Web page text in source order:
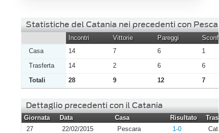
Statistiche del Catania nei precedenti con
Incontri Vittorie Pareggi
Casa
14 7 6
1
Trasferta
14 2 6
6
Totali
28 9 12 7
Dettaglio precedenti con il Catania
Giornata Data Casa Risultato
27
22/02/2015 Pescara 1-0